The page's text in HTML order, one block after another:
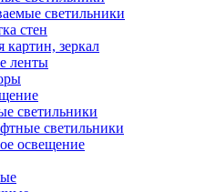
светильники
стен
картин, зеркал
ленты
светильники
светильники
освещение